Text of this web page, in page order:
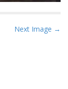
Next Image →